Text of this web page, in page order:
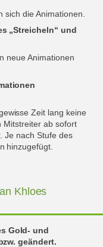
die Animationen.
„Streicheln“ und
neue Animationen
Zeit lang keine
Mitstreiter ab sofort
Je nach Stufe des
hinzugefügt.
Khloes
Gold- und
geändert.